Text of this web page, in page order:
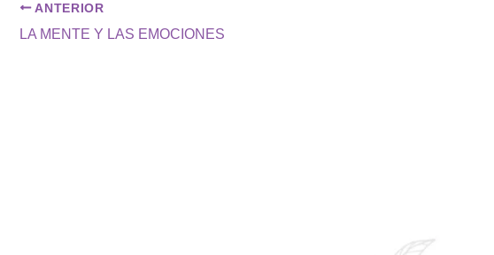
ANTERIOR
LA MENTE Y LAS EMOCIONES